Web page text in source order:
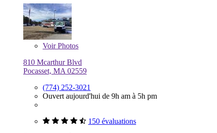
VoirPhotos
810 Mcarthur Blvd
Pocasset, MA 02559
(774) 252-3021
Ouvert aujourd'hui de 9h am à 5h pm
150 évaluations